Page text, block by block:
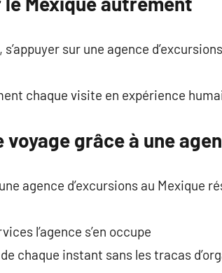
sur une agence
chaque visite en expérience
grâce à une
agence d’excursions au Mexique
l’agence s’en occupe
chaque instant sans les tracas